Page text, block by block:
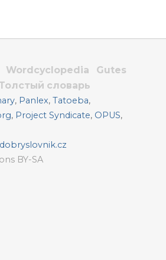
Wordcyclopedia
Gutes
Толстый словарь
, Panlex,Tatoeba,
, Project Syndicate, OPUS,
BY-SA